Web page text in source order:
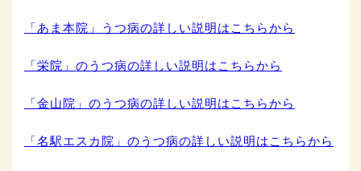
「あま本院」うつ病の詳しい説明はこちらから
「栄院」のうつ病の詳しい説明はこちらから
「金山院」のうつ病の詳しい説明はこちらから
「名駅エスカ院」のうつ病の詳しい説明はこちらから